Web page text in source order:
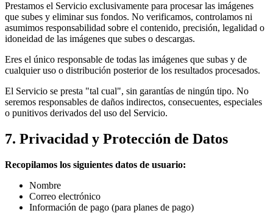
Prestamos el Servicio exclusivamente para procesar las imágenes
que subes y eliminar sus fondos. No verificamos, controlamos ni
asumimos responsabilidad sobre el contenido, precisión, legalidad o
idoneidad de las imágenes que subes o descargas.
Eres el único responsable de todas las imágenes que subas y de
cualquier uso o distribución posterior de los resultados procesados.
El Servicio se presta "tal cual", sin garantías de ningún tipo. No
seremos responsables de daños indirectos, consecuentes, especiales
o punitivos derivados del uso del Servicio.
7. Privacidad y Protección de Datos
Recopilamos los siguientes datos de usuario:
Nombre
Correo electrónico
Información de pago (para planes de pago)